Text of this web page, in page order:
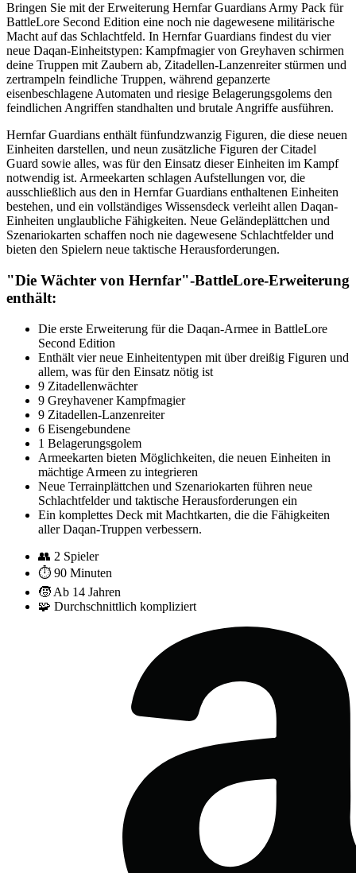
Bringen Sie mit der Erweiterung Hernfar Guardians Army Pack für
BattleLore Second Edition eine noch nie dagewesene militärische
Macht auf das Schlachtfeld. In Hernfar Guardians findest du vier
neue Daqan-Einheitstypen: Kampfmagier von Greyhaven schirmen
deine Truppen mit Zaubern ab, Zitadellen-Lanzenreiter stürmen und
zertrampeln feindliche Truppen, während gepanzerte
eisenbeschlagene Automaten und riesige Belagerungsgolems den
feindlichen Angriffen standhalten und brutale Angriffe ausführen.
Hernfar Guardians enthält fünfundzwanzig Figuren, die diese neuen
Einheiten darstellen, und neun zusätzliche Figuren der Citadel
Guard sowie alles, was für den Einsatz dieser Einheiten im Kampf
notwendig ist. Armeekarten schlagen Aufstellungen vor, die
ausschließlich aus den in Hernfar Guardians enthaltenen Einheiten
bestehen, und ein vollständiges Wissensdeck verleiht allen Daqan-
Einheiten unglaubliche Fähigkeiten. Neue Geländeplättchen und
Szenariokarten schaffen noch nie dagewesene Schlachtfelder und
bieten den Spielern neue taktische Herausforderungen.
"Die Wächter von Hernfar"-BattleLore-Erweiterung
enthält:
Die erste Erweiterung für die Daqan-Armee in BattleLore
Second Edition
Enthält vier neue Einheitentypen mit über dreißig Figuren und
allem, was für den Einsatz nötig ist
9 Zitadellenwächter
9 Greyhavener Kampfmagier
9 Zitadellen-Lanzenreiter
6 Eisengebundene
1 Belagerungsgolem
Armeekarten bieten Möglichkeiten, die neuen Einheiten in
mächtige Armeen zu integrieren
Neue Terrainplättchen und Szenariokarten führen neue
Schlachtfelder und taktische Herausforderungen ein
Ein komplettes Deck mit Machtkarten, die die Fähigkeiten
aller Daqan-Truppen verbessern.
👥 2 Spieler
⏱️ 90 Minuten
🧒 Ab 14 Jahren
🧩 Durchschnittlich kompliziert